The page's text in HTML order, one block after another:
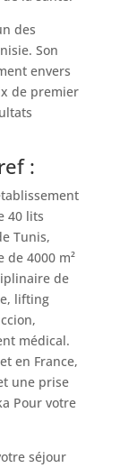
des
Son
envers
de premier
:
40 lits
Tunis,
de 4000 m²
de
lifting
médical.
en France,
une prise
Pour votre
séjour